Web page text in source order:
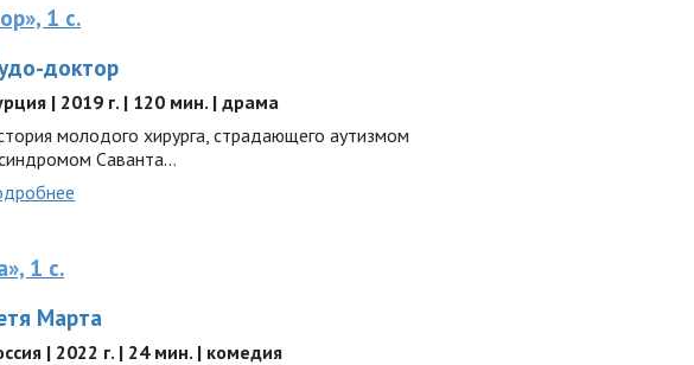
1 с.
доктор
| 2019 г. | 120 мин. | драма
молодого хирурга, страдающего аутизмом
Саванта…
1 с.
Марта
| 2022 г. | 24 мин. | комедия